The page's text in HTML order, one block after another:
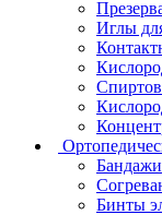
Иглы
Бандажи
Бинты